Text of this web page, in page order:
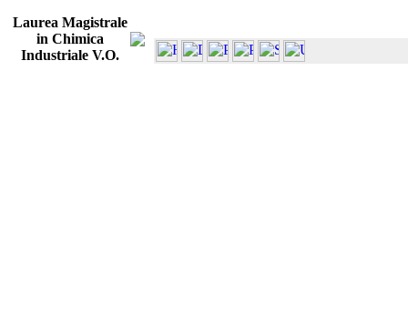
Laurea Magistrale
in Chimica
Industriale V.O.